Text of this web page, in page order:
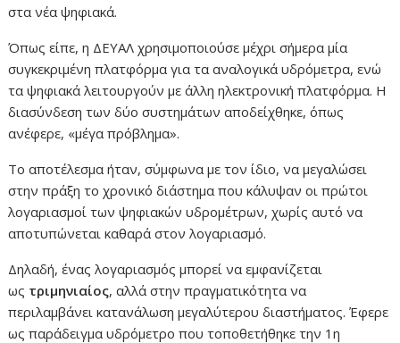
στα νέα ψηφιακά.
Όπως είπε, η ΔΕΥΑΛ χρησιμοποιούσε μέχρι σήμερα μία
συγκεκριμένη πλατφόρμα για τα αναλογικά υδρόμετρα, ενώ
τα ψηφιακά λειτουργούν με άλλη ηλεκτρονική πλατφόρμα. Η
διασύνδεση των δύο συστημάτων αποδείχθηκε, όπως
ανέφερε, «μέγα πρόβλημα».
Το αποτέλεσμα ήταν, σύμφωνα με τον ίδιο, να μεγαλώσει
στην πράξη το χρονικό διάστημα που κάλυψαν οι πρώτοι
λογαριασμοί των ψηφιακών υδρομέτρων, χωρίς αυτό να
αποτυπώνεται καθαρά στον λογαριασμό.
Δηλαδή, ένας λογαριασμός μπορεί να εμφανίζεται
ως τριμηνιαίος, αλλά στην πραγματικότητα να
περιλαμβάνει κατανάλωση μεγαλύτερου διαστήματος. Έφερε
ως παράδειγμα υδρόμετρο που τοποθετήθηκε την 1η